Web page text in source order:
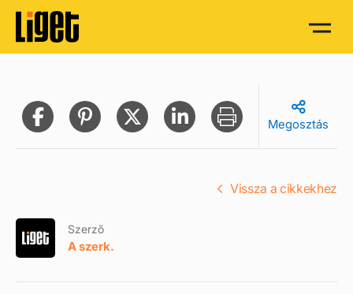
Megosztás
Szerző
A szerk.
Vissza a cikkekhez